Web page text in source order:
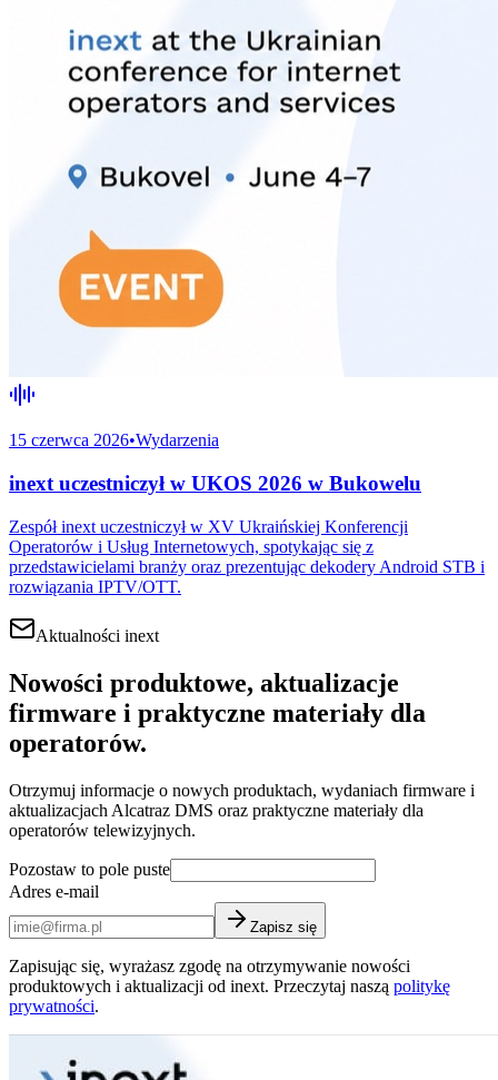
15 czerwca 2026•Wydarzenia
inext uczestniczył w UKOS 2026 w Bukowelu
Zespół inext uczestniczył w XV Ukraińskiej Konferencji
Operatorów i Usług Internetowych, spotykając się z
przedstawicielami branży oraz prezentując dekodery Android STB i
rozwiązania IPTV/OTT.
Aktualności inext
Nowości produktowe, aktualizacje
firmware i praktyczne materiały dla
operatorów.
Otrzymuj informacje o nowych produktach, wydaniach firmware i
aktualizacjach Alcatraz DMS oraz praktyczne materiały dla
operatorów telewizyjnych.
Pozostaw to pole puste
Adres e-mail
Zapisz się
Zapisując się, wyrażasz zgodę na otrzymywanie nowości
produktowych i aktualizacji od inext. Przeczytaj naszą politykę
prywatności.